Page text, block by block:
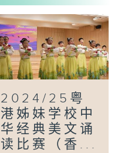
2024/25粤
港姊妹学校中
华经典美文诵
读比赛（香...